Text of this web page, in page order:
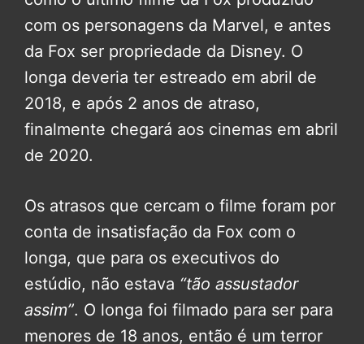
com os personagens da Marvel, e antes
da Fox ser propriedade da Disney. O
longa deveria ter estreado em abril de
2018, e após 2 anos de atraso,
finalmente chegará aos cinemas em abril
de 2020.
Os atrasos que cercam o filme foram por
conta de insatisfação da Fox com o
longa, que para os executivos do
estúdio, não estava “tão assustador
assim”. O longa foi filmado para ser para
menores de 18 anos, então é um terror